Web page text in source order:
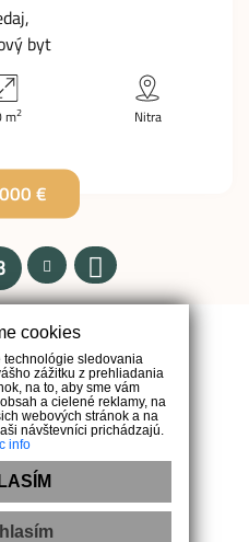
byt
m2 Nitra
€
447 906
cookies
technológie sledovania
zážitku z prehliadania
na to, aby sme vám
a cielené reklamy, na
webových stránok a na
návštevníci prichádzajú.
info